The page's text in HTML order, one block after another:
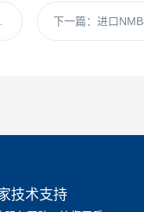
下一篇： 进口NMB称
技术支持